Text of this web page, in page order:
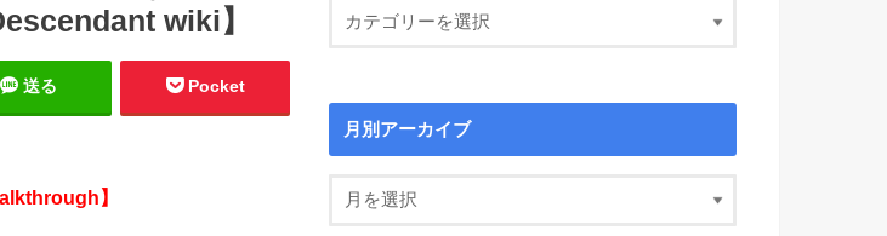
wiki】
送る Pocket
】
月別アーカイブ